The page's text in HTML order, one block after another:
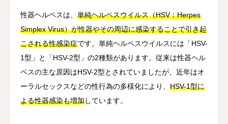
性器ヘルペスは、 単純ヘルペスウイルス（HSV：Herpes
Simplex Virus）が性器やその周辺に感染することで引き起
こされる性感染症です。単純ヘルペスウイルスには「HSV-
1型」と「HSV-2型」の2種類があります。従来は性器ヘル
ペスの主な原因はHSV-2型とされていましたが、近年はオ
ーラルセックスなどの性行為の多様化により、 HSV-1型に
よる性器感染も増加しています。